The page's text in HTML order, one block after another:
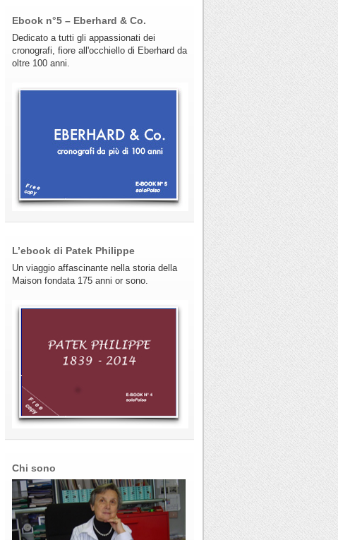
Ebook n°5 – Eberhard & Co.
Dedicato a tutti gli appassionati dei
cronografi, fiore all'occhiello di Eberhard da
oltre 100 anni.
L’ebook di Patek Philippe
Un viaggio affascinante nella storia della
Maison fondata 175 anni or sono.
Chi sono